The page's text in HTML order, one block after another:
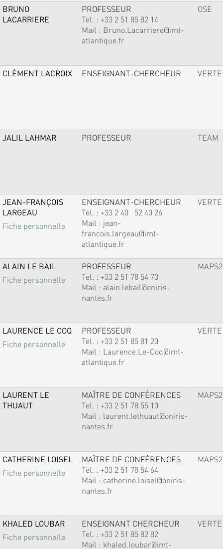
BRUNO
LACARRIERE
PROFESSEUR
Tel. : +33 2 51 85 82 14
Mail : Bruno.Lacarriere@imt-
atlantique.fr
OSE
CLÉMENT LACROIX ENSEIGNANT-CHERCHEUR VERTE
JALIL LAHMAR PROFESSEUR TEAM
JEAN-FRANÇOIS
LARGEAU
Fiche personnelle
ENSEIGNANT-CHERCHEUR
Tel. : +33 2 40 52 40 26
Mail : jean-
francois.largeau@imt-
atlantique.fr
VERTE
ALAIN LE BAIL
Fiche personnelle
PROFESSEUR
Tel. : +33 2 51 78 54 73
Mail : alain.lebail@oniris-
nantes.fr
MAPS2
LAURENCE LE COQ
Fiche personnelle
PROFESSEUR
Tel. : +33 2 51 85 81 20
Mail : Laurence.Le-Coq@imt-
atlantique.fr
VERTE
LAURENT LE
THUAUT
MAÎTRE DE CONFÉRENCES
Tel. : +33 2 51 78 55 10
Mail : laurent.lethuaut@oniris-
nantes.fr
MAPS2
CATHERINE LOISEL
Fiche personnelle
MAÎTRE DE CONFÉRENCES
Tel. : +33 2 51 78 54 64
Mail : catherine.loisel@oniris-
nantes.fr
MAPS2
KHALED LOUBAR
Fiche personnelle
ENSEIGNANT CHERCHEUR
Tel. : +33 2 51 85 82 82
Mail : khaled.loubar@imt-
VERTE